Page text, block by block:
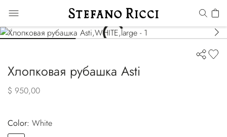
Хлопковая рубашка Asti
$ 950,00
Color:
white